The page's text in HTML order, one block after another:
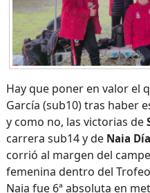
Hay que poner en valor el
García (sub10) tras haber
y como no, las victorias de
carrera sub14 y de Naia
corrió al margen del
femenina dentro del
Naia fue 6ª absoluta en